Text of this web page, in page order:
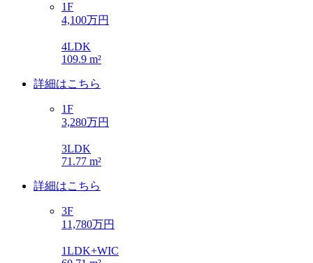
1F
4,100万円
4LDK
109.9 m²
詳細はこちら
1F
3,280万円
3LDK
71.77 m²
詳細はこちら
3F
11,780万円
1LDK+WIC